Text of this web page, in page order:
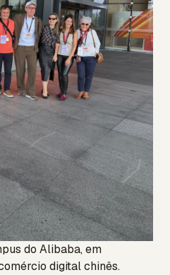
do Alibaba, em
digital chinês.